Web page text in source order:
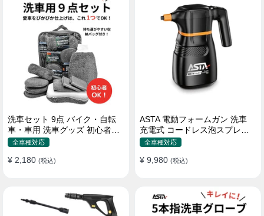
洗車セット 9点 バイク・自転
車・車用 洗車グッズ 初心者向
け 洗車ブラシ スポンジ タオル
ス用スポンジ 高級洗車道具 乾
全車種対応
¥ 2,180 (税込)
ASTA 電動フォームガン 洗車
充電式 コードレス泡スプレー
高圧対応 充電式フォームスプ
強力泡立ち (コピー)
全車種対応
¥ 9,980 (税込)